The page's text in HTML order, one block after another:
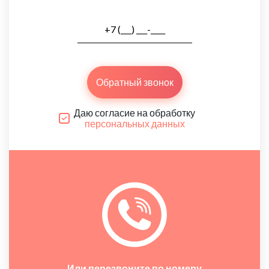
Обратный звонок
Даю согласие на обработку
персональных данных